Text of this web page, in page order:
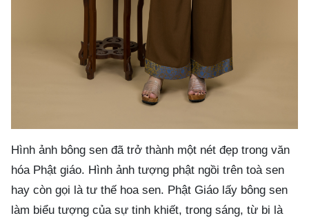
Hình ảnh bông sen đã trở thành một nét đẹp trong văn
hóa Phật giáo. Hình ảnh tượng phật ngồi trên toà sen
hay còn gọi là tư thế hoa sen. Phật Giáo lấy bông sen
làm biểu tượng của sự tinh khiết, trong sáng, từ bi là